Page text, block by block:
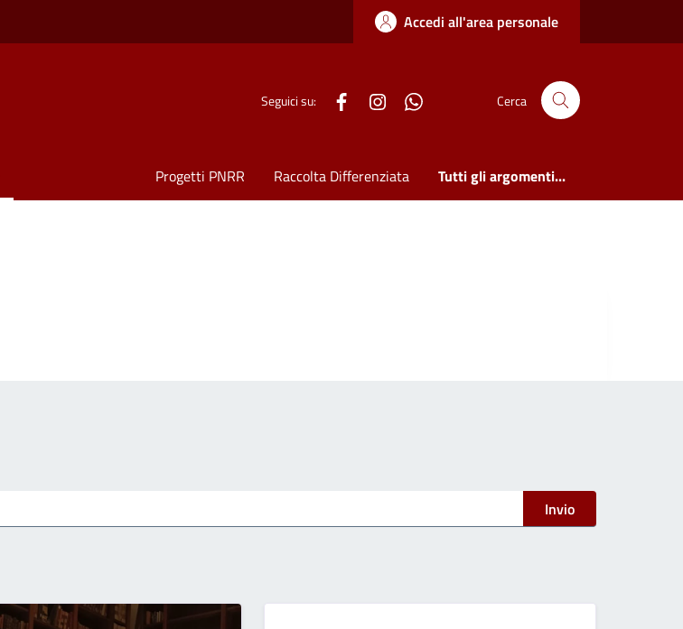
Accedi all'area personale
Seguici su: Cerca
Progetti PNRR Raccolta Differenziata Tutti gli argomenti...
Invio